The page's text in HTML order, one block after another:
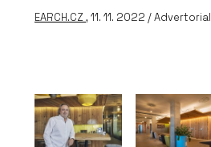
EARCH.CZ , 11. 11. 2022 / Advertorial